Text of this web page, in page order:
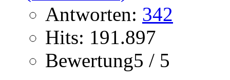
Antworten: 342
Hits: 191.897
Bewertung5 / 5